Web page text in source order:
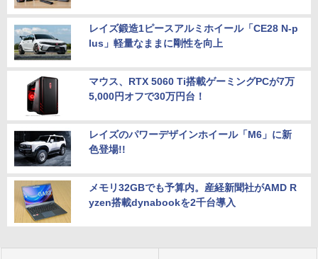
レイズ鍛造1ピースアルミホイール「CE28 N-p
lus」軽量なままに剛性を向上
マウス、RTX 5060 Ti搭載ゲーミングPCが7万
5,000円オフで30万円台！
レイズのパワーデザインホイール「M6」に新
色登場!!
メモリ32GBでも予算内。産経新聞社がAMD R
yzen搭載dynabookを2千台導入